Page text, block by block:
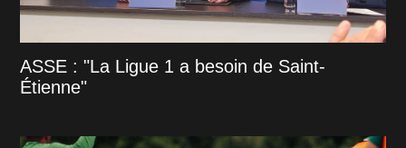
ASSE : "La Ligue 1 a besoin de Saint-
Étienne"